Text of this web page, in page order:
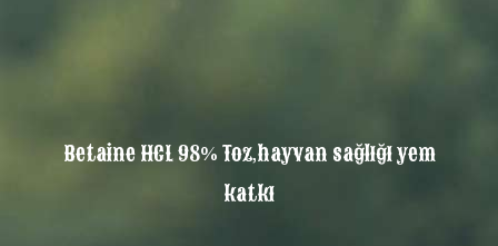
Betaine HCL 98% Toz,hayvan sağlığı yem
katkı